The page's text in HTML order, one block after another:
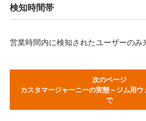
検知時間帯
営業時間内に検知されたユーザーのみ
次のページ
カスタマージャーニーの実態～ジム用ウ
で